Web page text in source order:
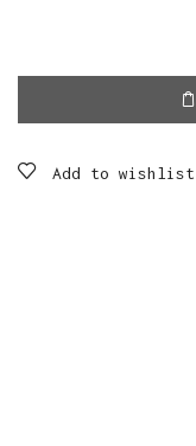
Add to wishlist